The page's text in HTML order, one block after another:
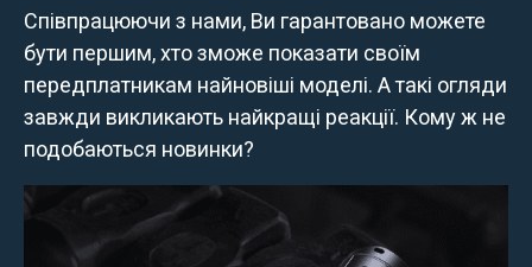
Співпрацюючи з нами, Ви гарантовано можете
бути першим, хто зможе показати своїм
передплатникам найновіші моделі. А такі огляди
завжди викликають найкращі реакції. Кому ж не
подобаються новинки?